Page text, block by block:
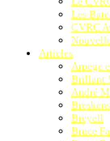
Les
CVRC
Articles
Arpege
Brillant !
André
Breyell
Bruce